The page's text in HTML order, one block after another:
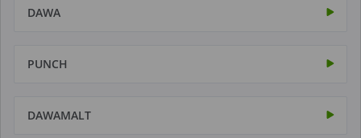
DAWA
PUNCH
DAWAMALT